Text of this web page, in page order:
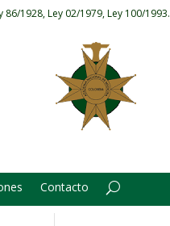
1928, Ley 02/1979, Ley 100/1993.
Contacto